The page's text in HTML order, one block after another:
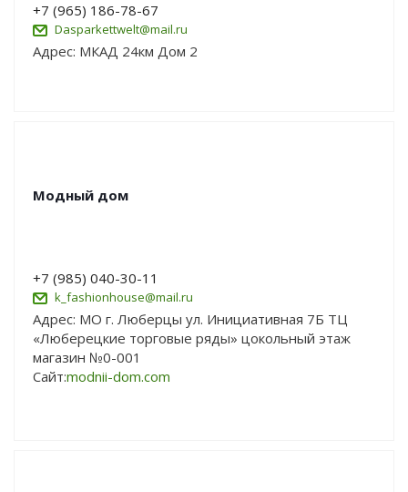
+7 (965) 186-78-67
Dasparkettwelt@mail.ru
Адрес: МКАД 24км Дом 2
Модный дом
+7 (985) 040-30-11
k_fashionhouse@mail.ru
Адрес: МО г. Люберцы ул. Инициативная 7Б ТЦ
«Люберецкие торговые ряды» цокольный этаж
магазин №0-001
Сайт:modnii-dom.com